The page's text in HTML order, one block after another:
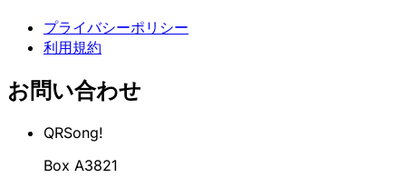
プライバシーポリシー
利用規約
お問い合わせ
QRSong!
Box A3821